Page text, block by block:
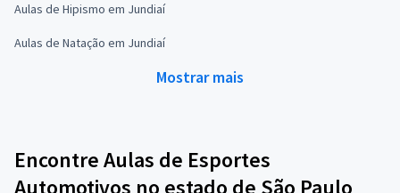
Aulas de Hipismo em Jundiaí
Aulas de Natação em Jundiaí
Mostrar mais
Encontre Aulas de Esportes
Automotivos no estado de São Paulo